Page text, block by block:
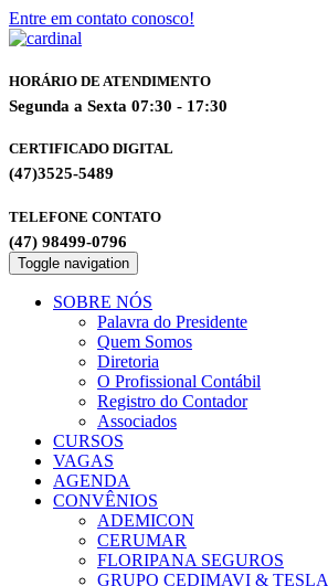
Entre em contato conosco!
HORÁRIO DE ATENDIMENTO
Segunda a Sexta 07:30 - 17:30
CERTIFICADO DIGITAL
(47)3525-5489
TELEFONE CONTATO
(47) 98499-0796
Toggle navigation
SOBRE NÓS
Palavra do Presidente
Quem Somos
Diretoria
O Profissional Contábil
Registro do Contador
Associados
CURSOS
VAGAS
AGENDA
CONVÊNIOS
ADEMICON
CERUMAR
FLORIPANA SEGUROS
GRUPO CEDIMAVI & TESLA